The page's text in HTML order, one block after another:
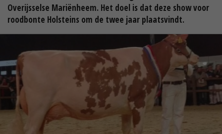
Overijsselse Mariënheem. Het doel is dat deze show voor
roodbonte Holsteins om de twee jaar plaatsvindt.